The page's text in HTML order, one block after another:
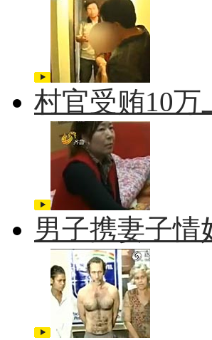
村官受贿10万
男子携妻子情